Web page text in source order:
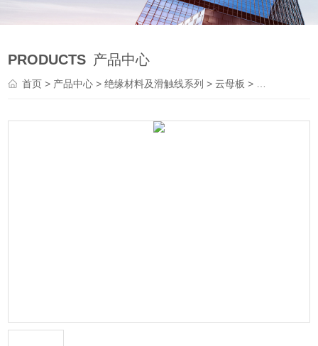
PRODUCTS 产品中心
首页> 产品中心 >绝缘材料及滑触线系列 >云母板 > 云母板